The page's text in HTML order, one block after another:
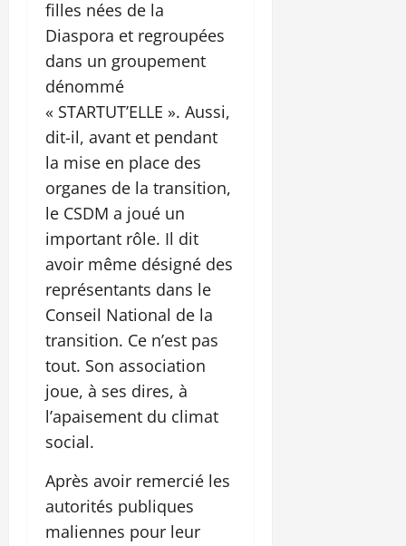
filles nées de la
Diaspora et regroupées
dans un groupement
dénommé
« STARTUT’ELLE ». Aussi,
dit-il, avant et pendant
la mise en place des
organes de la transition,
le CSDM a joué un
important rôle. Il dit
avoir même désigné des
représentants dans le
Conseil National de la
transition. Ce n’est pas
tout. Son association
joue, à ses dires, à
l’apaisement du climat
social.
Après avoir remercié les
autorités publiques
maliennes pour leur